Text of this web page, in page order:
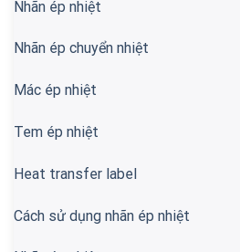
Nhãn ép nhiệt
Nhãn ép chuyển nhiệt
Mác ép nhiệt
Tem ép nhiệt
Heat transfer label
Cách sử dụng nhãn ép nhiệt